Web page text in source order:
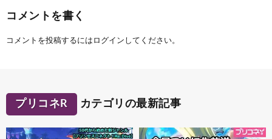
コメントを書く
コメントを投稿するには ログイン してください。
プリコネR カテゴリの最新記事